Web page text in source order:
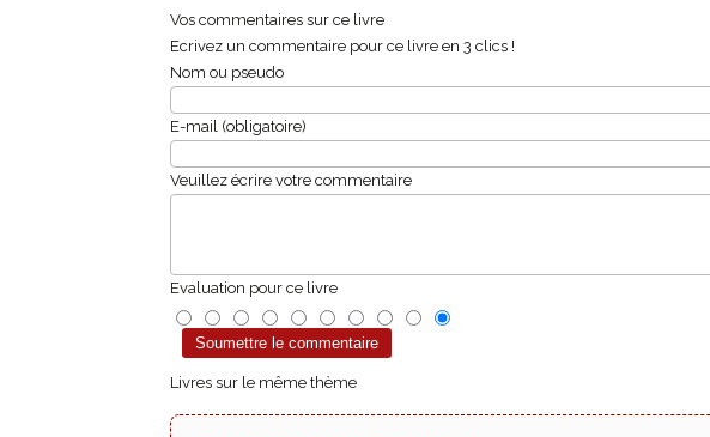
Vos commentaires sur ce livre
Ecrivez un commentaire pour ce livre en 3 clics !
Nom ou pseudo
E-mail (obligatoire)
Veuillez écrire votre commentaire
Evaluation pour ce livre
Livres sur le même thème